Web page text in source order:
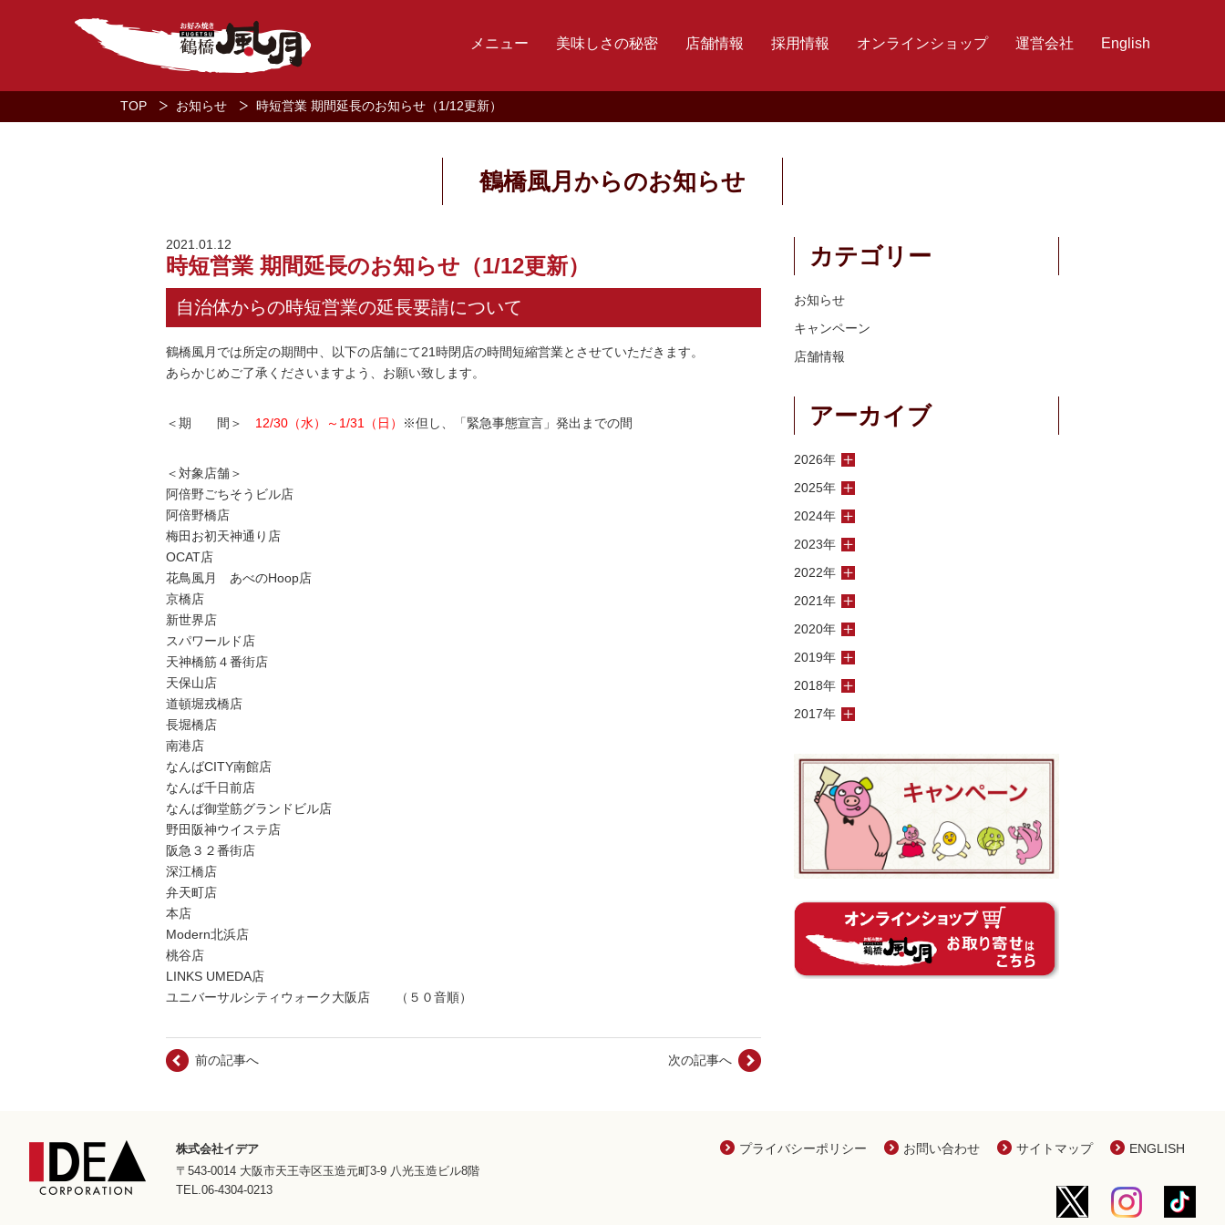
メニュー 美味しさの秘密 店舗情報 採用情報 オンラインショップ 運営会社 English
TOP お知らせ 時短営業 期間延長のお知らせ（1/12更新）
鶴橋風月からのお知らせ
2021.01.12
時短営業 期間延長のお知らせ（1/12更新）
自治体からの時短営業の延長要請について
鶴橋風月では所定の期間中、以下の店舗にて21時閉店の時間短縮営業とさせていただきます。
あらかじめご了承くださいますよう、お願い致します。
＜期 間＞ 12/30（水）～1/31（日） ※但し、「緊急事態宣言」発出までの間
＜対象店舗＞
阿倍野ごちそうビル店
阿倍野橋店
梅田お初天神通り店
OCAT店
花鳥風月 あべのHoop店
京橋店
新世界店
スパワールド店
天神橋筋４番街店
天保山店
道頓堀戎橋店
長堀橋店
南港店
なんばCITY南館店
なんば千日前店
なんば御堂筋グランドビル店
野田阪神ウイステ店
阪急３２番街店
深江橋店
弁天町店
本店
Modern北浜店
桃谷店
LINKS UMEDA店
ユニバーサルシティウォーク大阪店 （５０音順）
前の記事へ 次の記事へ
カテゴリー
お知らせ
キャンペーン
店舗情報
アーカイブ
2026年
2025年
2024年
2023年
2022年
2021年
2020年
2019年
2018年
2017年
プライバシーポリシー お問い合わせ サイトマップ ENGLISH
株式会社イデア
〒543-0014 大阪市天王寺区玉造元町3-9 八光玉造ビル8階
TEL.06-4304-0213